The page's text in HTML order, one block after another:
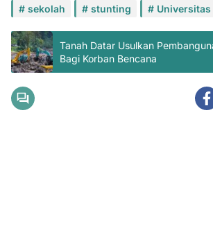
sekolah
stunting
Tanah Datar Usulkan
Bagi Korban Bencana